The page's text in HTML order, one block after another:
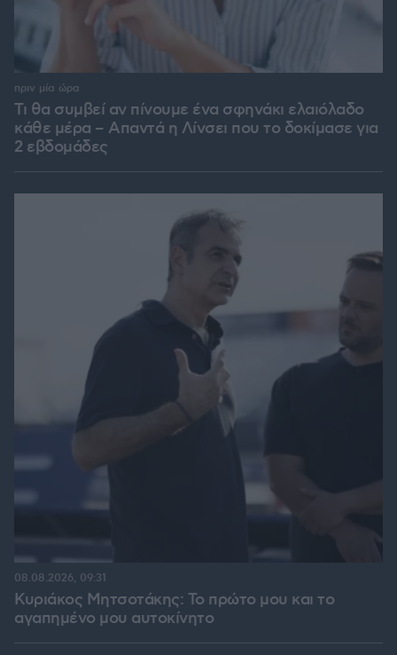
Τι θα συμβεί αν πίνουμε ένα σφηνάκι ελαιόλαδο
κάθε μέρα – Απαντά η Λίνσει που το δοκίμασε για
2 εβδομάδες
πριν μία ώρα
Κυριάκος Μητσοτάκης: Το πρώτο μου και το
αγαπημένο μου αυτοκίνητο
08.08.2026, 09:31